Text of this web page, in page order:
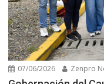
07/06/2026 Zenpro